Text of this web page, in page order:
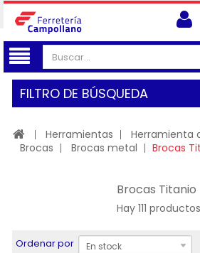
FILTRO DE BÚSQUEDA
Herramientas
Herramienta
Brocas
Brocas metal Brocas
Brocas Titanio
Hay 111
Ordenar por En stock